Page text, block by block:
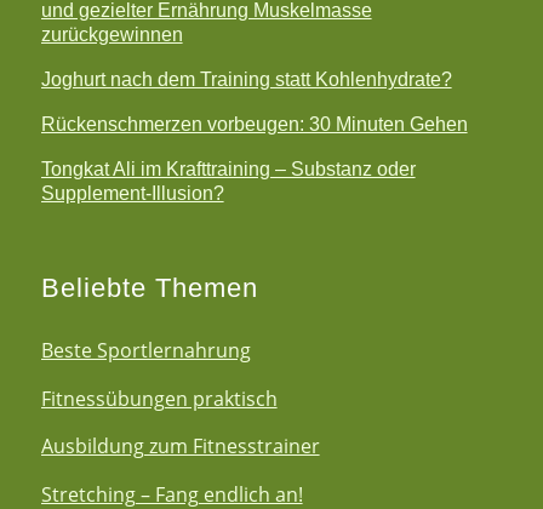
und gezielter Ernährung Muskelmasse
zurückgewinnen
Joghurt nach dem Training statt Kohlenhydrate?
Rückenschmerzen vorbeugen: 30 Minuten Gehen
Tongkat Ali im Krafttraining – Substanz oder
Supplement-Illusion?
Beliebte Themen
Beste Sportlernahrung
Fitnessübungen praktisch
Ausbildung zum Fitnesstrainer
Stretching – Fang endlich an!